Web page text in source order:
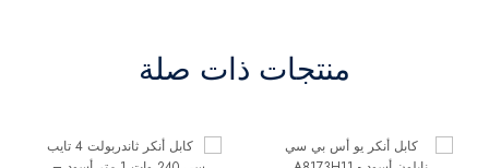
منتجات ذات صلة